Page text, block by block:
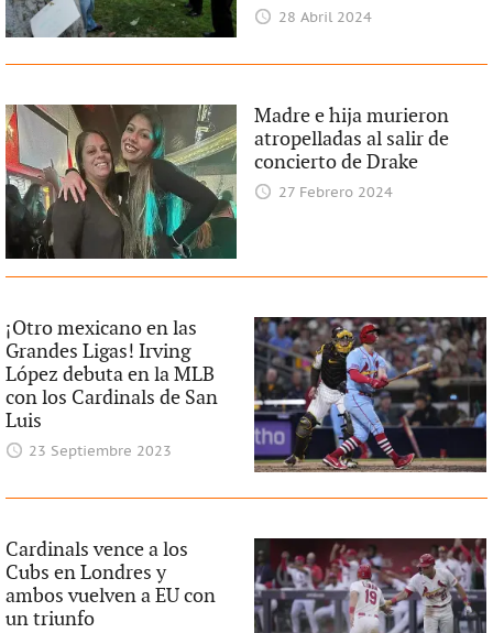
28 Abril 2024
Madre e hija murieron
atropelladas al salir de
concierto de Drake
27 Febrero 2024
¡Otro mexicano en las
Grandes Ligas! Irving
López debuta en la MLB
con los Cardinals de San
Luis
23 Septiembre 2023
Cardinals vence a los
Cubs en Londres y
ambos vuelven a EU con
un triunfo